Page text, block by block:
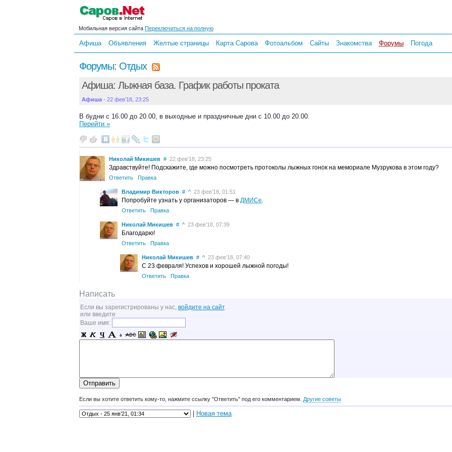
Мобильная версия сайта Переключиться на полную
Афиша Объявления Желтые страницы Карта Сарова Фотоальбом Сайты Знакомства Форумы Погода
Форумы: Отдых
Афиша: Лыжная база. График работы проката
Афиша - 22 фев’18, 23:25
В будни с 16.00 до 20.00, в выходные и праздничные дни с 10.00 до 20.00.
Перейти »
Николай Микишев # 22 фев’18, 23:25
Здравствуйте! Подскажите, где можно посмотреть протоколы лыжных гонок на мемориале Музрукова в этом году?
Ответить Правка
Владимир Викторов # ^ 23 фев’18, 01:51
Попробуйте узнать у организаторов — в ДМИСе.
Ответить Правка
Николай Микишев # ^ 23 фев’18, 07:39
Благодарю!
Ответить Правка
Николай Микишев # ^ 23 фев’18, 07:40
С 23 февраля! Успехов и хорошей лыжной погоды!
Ответить Правка
Написать
Если вы зарегистрированы у нас, войдите на сайт.
или введите
Ваше имя:
Если вы хотите ответить кому-то, нажмите ссылку "Ответить" под его комментарием. Другие советы
Новая тема